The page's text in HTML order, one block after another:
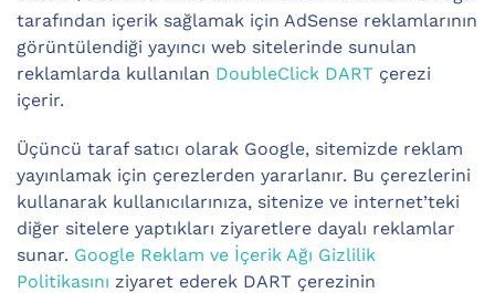
tarafından içerik sağlamak için AdSense reklamlarının
görüntülendiği yayıncı web sitelerinde sunulan
reklamlarda kullanılan DoubleClick DART çerezi
içerir.
Üçüncü taraf satıcı olarak Google, sitemizde reklam
yayınlamak için çerezlerden yararlanır. Bu çerezlerini
kullanarak kullanıcılarınıza, sitenize ve internet’teki
diğer sitelere yaptıkları ziyaretlere dayalı reklamlar
sunar. Google Reklam ve İçerik Ağı Gizlilik
Politikasını ziyaret ederek DART çerezinin